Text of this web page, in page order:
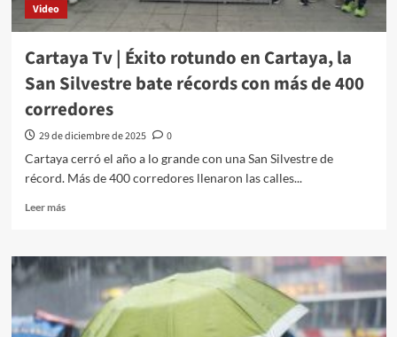
Video
Cartaya Tv | Éxito rotundo en Cartaya, la
San Silvestre bate récords con más de 400
corredores
29 de diciembre de 2025
0
Cartaya cerró el año a lo grande con una San Silvestre de
récord. Más de 400 corredores llenaron las calles...
Leer más